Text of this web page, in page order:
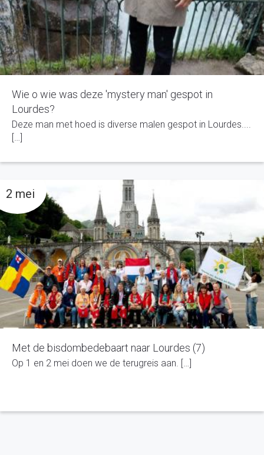
Wie o wie was deze 'mystery man' gespot in
Lourdes?
Deze man met hoed is diverse malen gespot in Lourdes....
[…]
Met de bisdombedebaart naar Lourdes (7)
Op 1 en 2 mei doen we de terugreis aan. […]
2 mei